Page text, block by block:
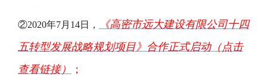
②2020年7月14日，
《高密市远大建设有限公司十四
五转型发展战略规划项目》合作正式启动（点击
查看链接） ；